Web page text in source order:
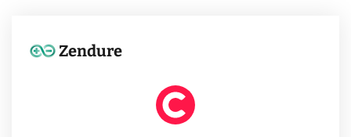
Zendure